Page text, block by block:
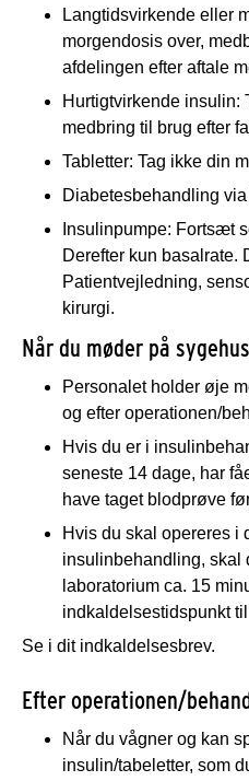
Langtidsvirkende eller
morgendosis over,
afdelingen efter aftale
Hurtigtvirkende insulin:
medbring til brug efter
Tabletter: Tag ikke din
Diabetesbehandling
Insulinpumpe: Fortsæt
Derefter kun basalrate.
Patientvejledning,
kirurgi.
Når du møder på
Personalet holder øje
og efter operationen/
Hvis du er i
seneste 14 dage, har
have taget blodprøve
Hvis du skal opereres i
insulinbehandling, skal
laboratorium ca. 15
indkaldelsestidspunkt
Se i dit indkaldelsesbrev.
Efter operationen/
Når du vågner og kan
insulin/tabeletter, som